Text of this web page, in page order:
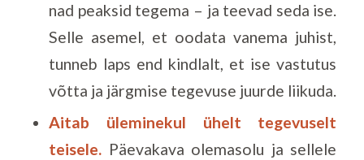
nad peaksid tegema – ja teevad seda ise.
Selle asemel, et oodata vanema juhist,
tunneb laps end kindlalt, et ise vastutus
võtta ja järgmise tegevuse juurde liikuda.
Aitab üleminekul ühelt tegevuselt
teisele. Päevakava olemasolu ja sellele